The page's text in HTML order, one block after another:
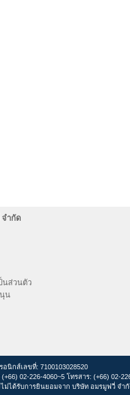
ำกัด
นส่วนตัว
น
นิกส์เลขที่: 7100103028520
02-226-4060~5 โทรสาร: (+66) 02-
ม่ได้รับการยินยอมจาก บริษัท อมรมูฟวี่ จำ